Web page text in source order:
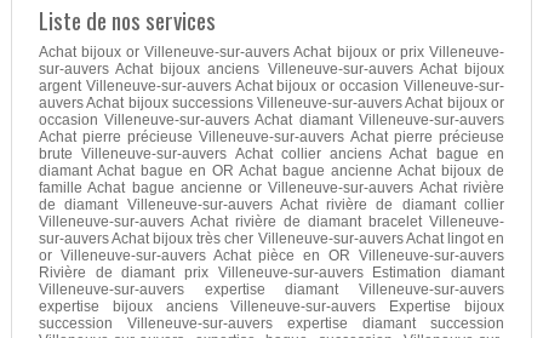
Liste de nos services
Achat bijoux or Villeneuve-sur-auvers Achat bijoux or prix Villeneuve-
sur-auvers Achat bijoux anciens Villeneuve-sur-auvers Achat bijoux
argent Villeneuve-sur-auvers Achat bijoux or occasion Villeneuve-sur-
auvers Achat bijoux successions Villeneuve-sur-auvers Achat bijoux or
occasion Villeneuve-sur-auvers Achat diamant Villeneuve-sur-auvers
Achat pierre précieuse Villeneuve-sur-auvers Achat pierre précieuse
brute Villeneuve-sur-auvers Achat collier anciens Achat bague en
diamant Achat bague en OR Achat bague ancienne Achat bijoux de
famille Achat bague ancienne or Villeneuve-sur-auvers Achat rivière
de diamant Villeneuve-sur-auvers Achat rivière de diamant collier
Villeneuve-sur-auvers Achat rivière de diamant bracelet Villeneuve-
sur-auvers Achat bijoux très cher Villeneuve-sur-auvers Achat lingot en
or Villeneuve-sur-auvers Achat pièce en OR Villeneuve-sur-auvers
Rivière de diamant prix Villeneuve-sur-auvers Estimation diamant
Villeneuve-sur-auvers expertise diamant Villeneuve-sur-auvers
expertise bijoux anciens Villeneuve-sur-auvers Expertise bijoux
succession Villeneuve-sur-auvers expertise diamant succession